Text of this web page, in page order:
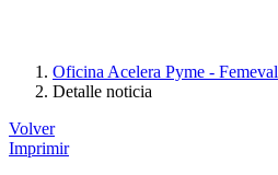
Oficina Acelera Pyme - Femeval
Detalle noticia
Volver
Imprimir